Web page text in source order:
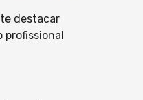
destacar
profissional